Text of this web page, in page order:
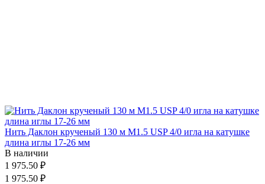
Нить Даклон крученый 130 м М1.5 USP 4/0 игла на катушке
длина иглы 17-26 мм
В наличии
1 975.50 ₽
1 975.50 ₽